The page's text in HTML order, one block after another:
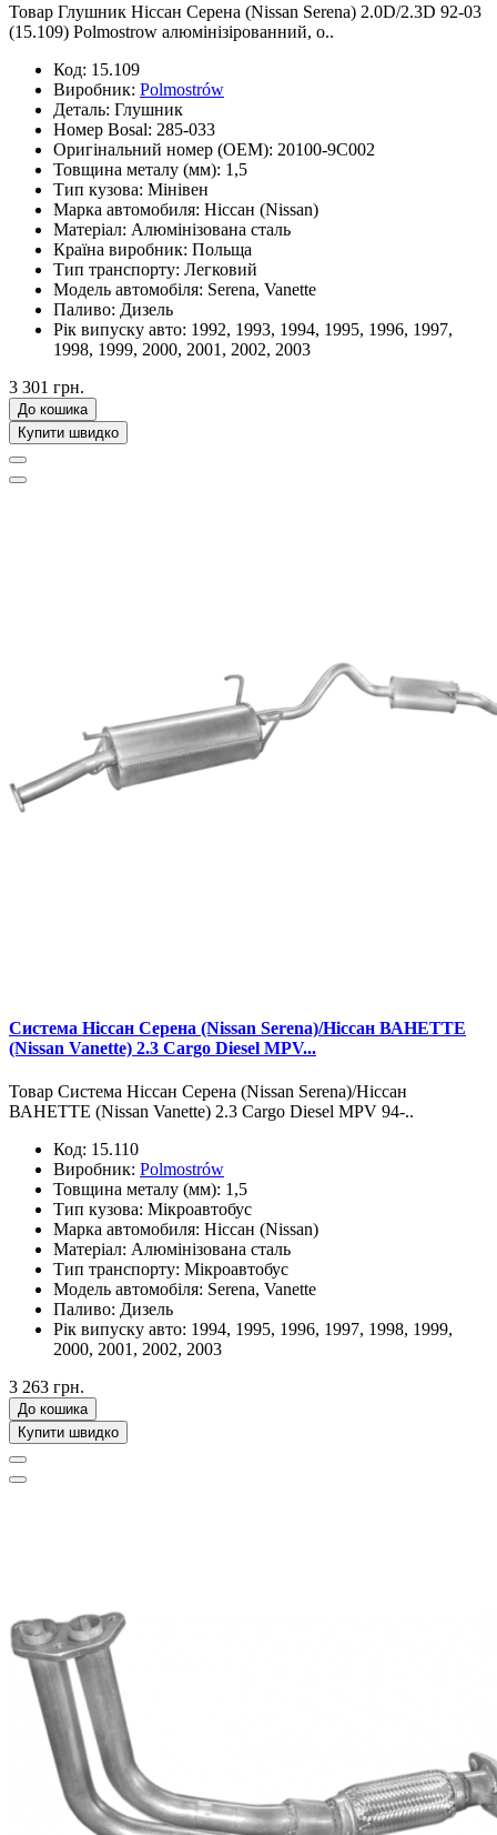
Товар Глушник Ніссан Серена (Nissan Serena) 2.0D/2.3D 92-03
(15.109) Polmostrow алюмінізірованний, о..
Код: 15.109
Виробник: Polmostrów
Деталь: Глушник
Номер Bosal: 285-033
Оригінальний номер (OEM): 20100-9C002
Товщина металу (мм): 1,5
Тип кузова: Мінівен
Марка автомобиля: Ніссан (Nissan)
Матеріал: Алюмінізована сталь
Країна виробник: Польща
Тип транспорту: Легковий
Модель автомобіля: Serena, Vanette
Паливо: Дизель
Рік випуску авто: 1992, 1993, 1994, 1995, 1996, 1997,
1998, 1999, 2000, 2001, 2002, 2003
3 301 грн.
До кошика
Купити швидко
Система Ніссан Серена (Nissan Serena)/Ніссан ВАНЕТТЕ
(Nissan Vanette) 2.3 Cargo Diesel MPV...
Товар Система Ніссан Серена (Nissan Serena)/Ніссан
ВАНЕТТЕ (Nissan Vanette) 2.3 Cargo Diesel MPV 94-..
Код: 15.110
Виробник: Polmostrów
Товщина металу (мм): 1,5
Тип кузова: Мікроавтобус
Марка автомобиля: Ніссан (Nissan)
Матеріал: Алюмінізована сталь
Тип транспорту: Мікроавтобус
Модель автомобіля: Serena, Vanette
Паливо: Дизель
Рік випуску авто: 1994, 1995, 1996, 1997, 1998, 1999,
2000, 2001, 2002, 2003
3 263 грн.
До кошика
Купити швидко